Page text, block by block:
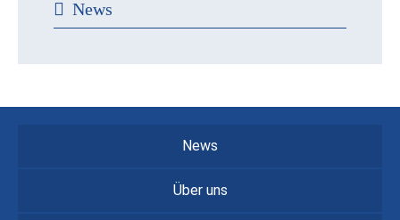
News
News
Über uns